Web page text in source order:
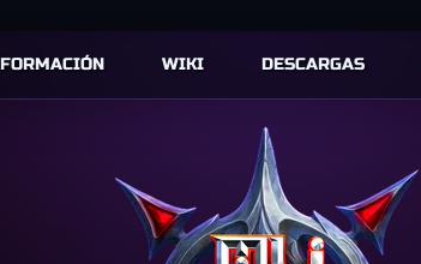
WIKI DESCARGAS